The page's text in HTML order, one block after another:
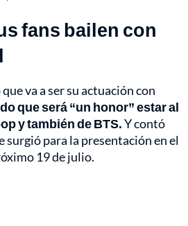
fans bailen con
va a ser su actuación con
que será “un honor” estar al
y también de BTS.Y contó
surgió para la presentación en el
19 de julio.